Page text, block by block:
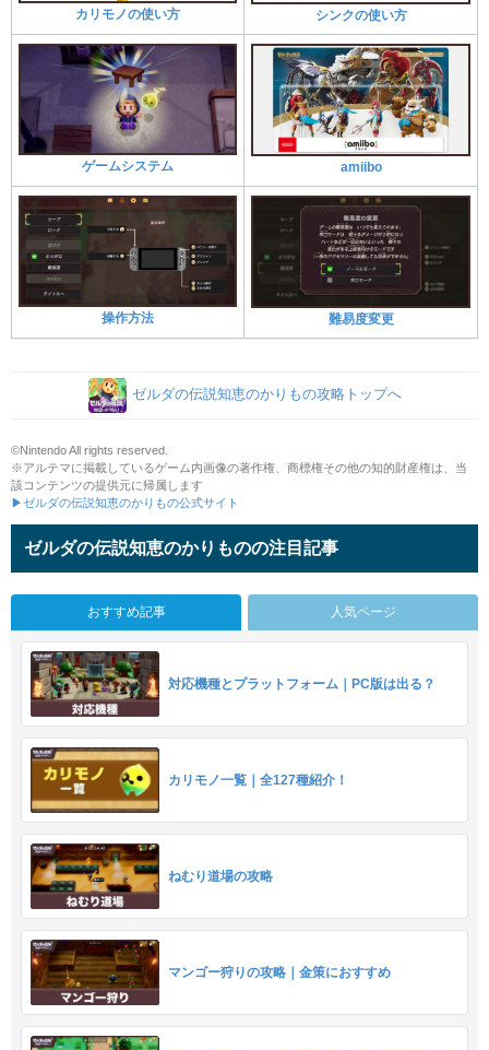
カリモノの使い方 シンクの使い方
ゲームシステム amiibo
操作方法 難易度変更
ゼルダの伝説知恵のかりもの攻略トップへ
©Nintendo All rights reserved.
※アルテマに掲載しているゲーム内画像の著作権、商標権その他の知的財産権は、当
該コンテンツの提供元に帰属します
▶ゼルダの伝説知恵のかりもの公式サイト
ゼルダの伝説知恵のかりものの注目記事
おすすめ記事 人気ページ
対応機種とプラットフォーム｜PC版は出る？
カリモノ一覧｜全127種紹介！
ねむり道場の攻略
マンゴー狩りの攻略｜金策におすすめ